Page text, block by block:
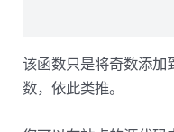
该函数只是将奇数添加
数，依此类推。